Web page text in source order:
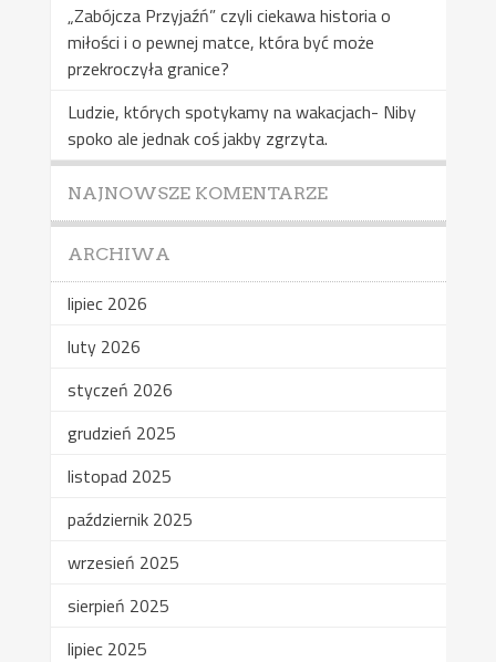
„Zabójcza Przyjaźń” czyli ciekawa historia o
miłości i o pewnej matce, która być może
przekroczyła granice?
Ludzie, których spotykamy na wakacjach- Niby
spoko ale jednak coś jakby zgrzyta.
NAJNOWSZE KOMENTARZE
ARCHIWA
lipiec 2026
luty 2026
styczeń 2026
grudzień 2025
listopad 2025
październik 2025
wrzesień 2025
sierpień 2025
lipiec 2025